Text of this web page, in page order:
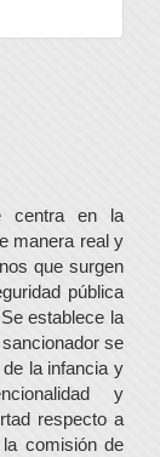
centra en la
manera real y
que surgen
pública
establece la
se
la infancia y
y
res­pecto a
comisión de